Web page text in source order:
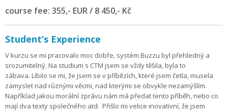
course fee: 355,- EUR / 8 450,- Kč
Student’s Experience
V kurzu se mi pracovalo moc dobře, systém Buzzu byl přehledný a
srozumitelný. Na studium s CTM jsem se vždy těšila, byla to
zábava. Líbilo se mi, že jsem se v příbězích, které jsem četla, musela
zamyslet nad různými věcmi, nad kterými se obvykle nezamýšlím.
Například jakou morální zprávu nám má předat tento příběh, nebo co
mají dva texty společného atd. Přišlo mi velice inovativní, že jsem